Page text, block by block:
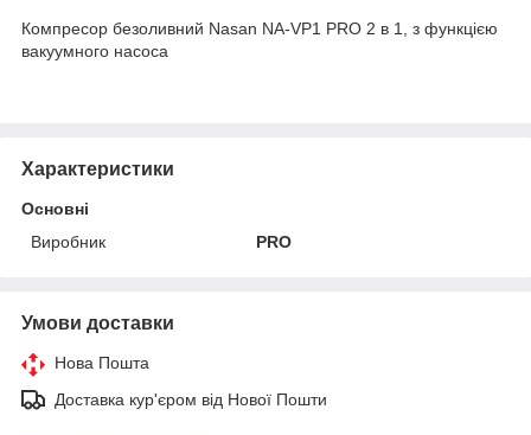
Компресор безоливний Nasan NA-VP1 PRO 2 в 1, з функцією
вакуумного насоса
Характеристики
Основні
Виробник
PRO
Умови доставки
Нова Пошта
Доставка кур'єром від Нової Пошти